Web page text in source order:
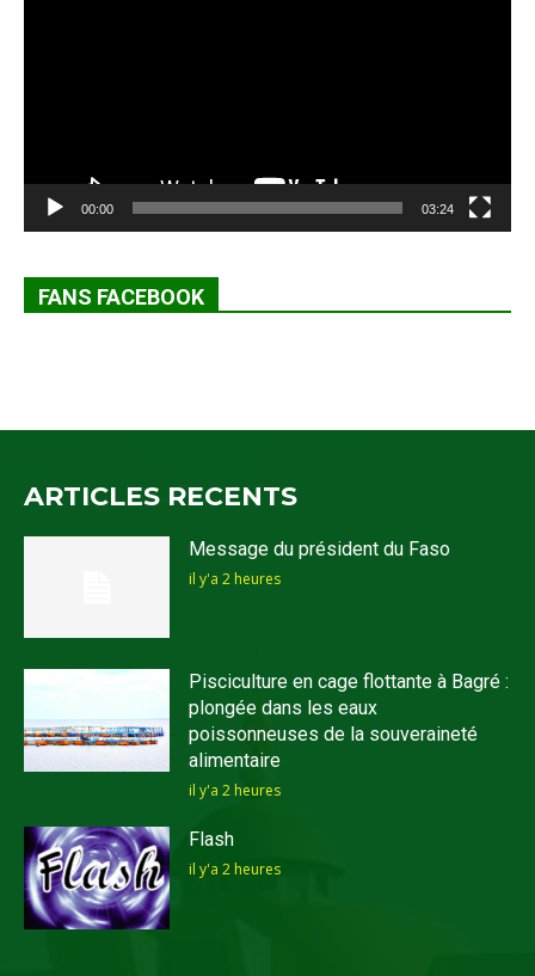
00:00 03:24
FANS FACEBOOK
ARTICLES RECENTS
Message du président du Faso
il y'a 2 heures
Pisciculture en cage flottante à Bagré :
plongée dans les eaux
poissonneuses de la souveraineté
alimentaire
il y'a 2 heures
Flash
il y'a 2 heures